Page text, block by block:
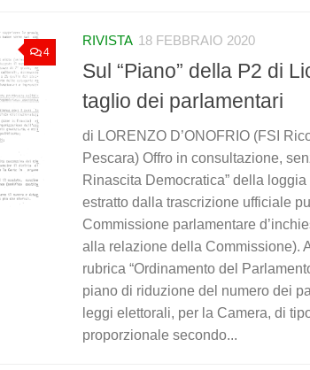
4
RIVISTA 18 FEBBRAIO 2020
Sul “Piano” della P2 di
taglio dei parlamentari
di LORENZO D’ONOFRIO (FSI
Pescara) Offro in consultazione,
Rinascita Democratica” della
estratto dalla trascrizione ufficiale
Commissione parlamentare
alla relazione della Commissione).
rubrica “Ordinamento del
piano di riduzione del numero dei
leggi elettorali, per la Camera, di
proporzionale secondo...